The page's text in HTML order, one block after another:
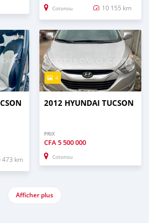
Cotonou 10 155 km
473 km
4
2012 HYUNDAI TUCSON
PRIX
CFA5 500 000
Cotonou
Afficher plus